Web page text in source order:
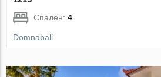
Спален:4
Domnabali